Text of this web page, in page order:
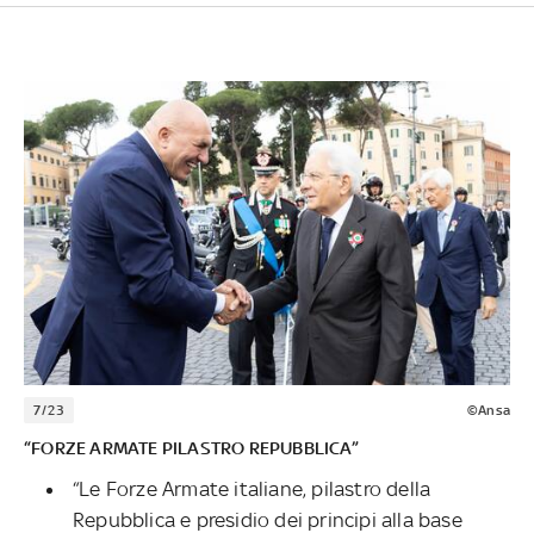
7/23 ©Ansa
“FORZE ARMATE PILASTRO REPUBBLICA”
“Le Forze Armate italiane, pilastro della
Repubblica e presidio dei principi alla base